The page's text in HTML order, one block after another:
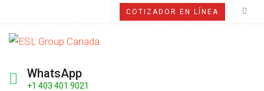
COTIZADOR EN LÍNEA
WhatsApp
+1 403 401 9021